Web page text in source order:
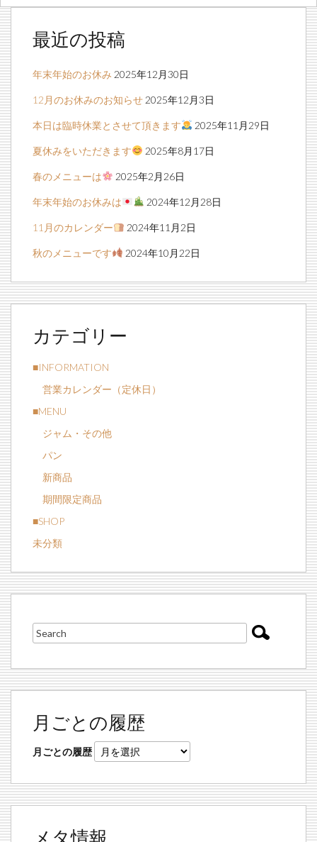
最近の投稿
年末年始のお休み 2025年12月30日
12月のお休みのお知らせ 2025年12月3日
本日は臨時休業とさせて頂きます 2025年11月29日
夏休みをいただきます 2025年8月17日
春のメニューは 2025年2月26日
年末年始のお休みは 2024年12月28日
11月のカレンダー 2024年11月2日
秋のメニューです 2024年10月22日
カテゴリー
■INFORMATION
営業カレンダー（定休日）
■MENU
ジャム・その他
パン
新商品
期間限定商品
■SHOP
未分類
月ごとの履歴
月ごとの履歴
メタ情報